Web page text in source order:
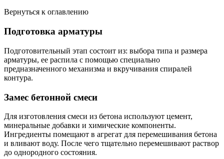
Вернуться к оглавлению
Подготовка арматуры
Подготовительный этап состоит из: выбора типа и размера
арматуры, ее распила с помощью специально
предназначенного механизма и вкручивания спиралей
контура.
Замес бетонной смеси
Для изготовления смеси из бетона используют цемент,
минеральные добавки и химические компоненты.
Ингредиенты помещают в агрегат для перемешивания бетона
и вливают воду. После чего тщательно перемешивают раствор
до однородного состояния.